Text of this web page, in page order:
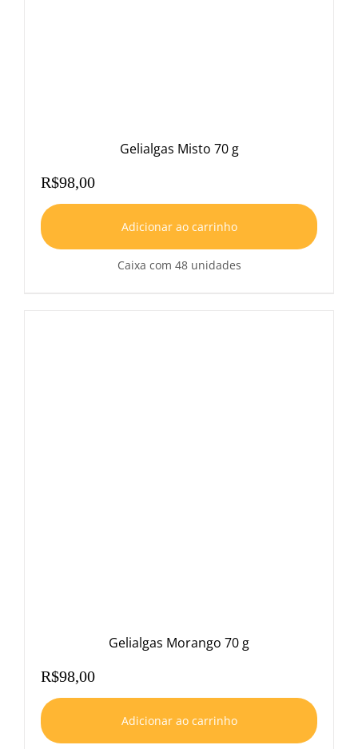
Gelialgas Misto 70 g
Caixa com 48 unidades
R$98,00
Adicionar ao carrinho
Gelialgas Morango 70 g
R$98,00
Adicionar ao carrinho